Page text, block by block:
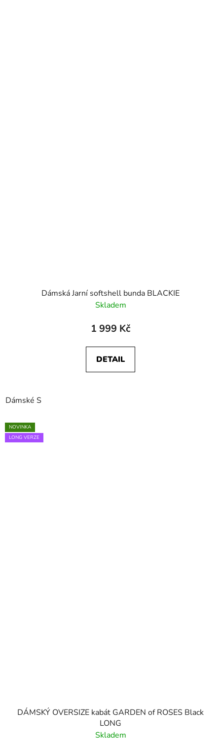
Dámská Jarní softshell bunda BLACKIE
Skladem
1 999 Kč
DETAIL
Dámské S
NOVINKA
LONG VERZE
DÁMSKÝ OVERSIZE kabát GARDEN of ROSES Black
LONG
Skladem